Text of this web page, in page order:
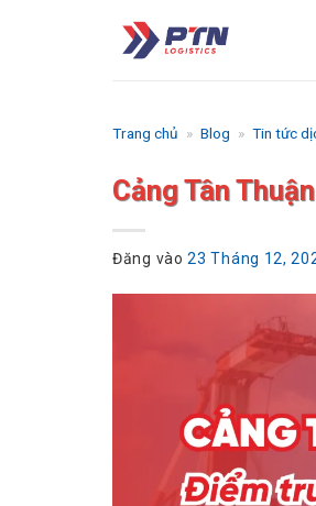
Trang chủ » Blog » Tin tức
Cảng Tân
Đăng vào23 Tháng 12,